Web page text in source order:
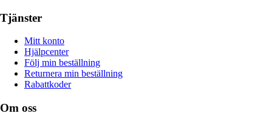
Tjänster
Mitt konto
Hjälpcenter
Följ min beställning
Returnera min beställning
Rabattkoder
Om oss